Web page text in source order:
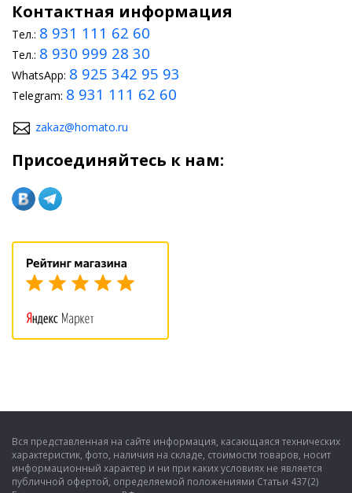
Контактная информация
Тел.: 8 931 111 62 60
Тел.: 8 930 999 28 30
WhatsApp: 8 925 342 95 93
Telegram: 8 931 111 62 60
zakaz@homato.ru
Присоединяйтесь к нам:
Вся представленная на сайте информация, касающаяся технических
характеристик, фото, наличия на складе, стоимости товаров, носит
информационный характер и ни при каких условиях не является
публичной офертой, определяемой положениями Статьи 437(2)